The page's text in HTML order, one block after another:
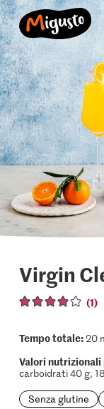
Virgin
(1)
Tempo totale:20
Valori
carboidrati 40 g,
Senza glutine